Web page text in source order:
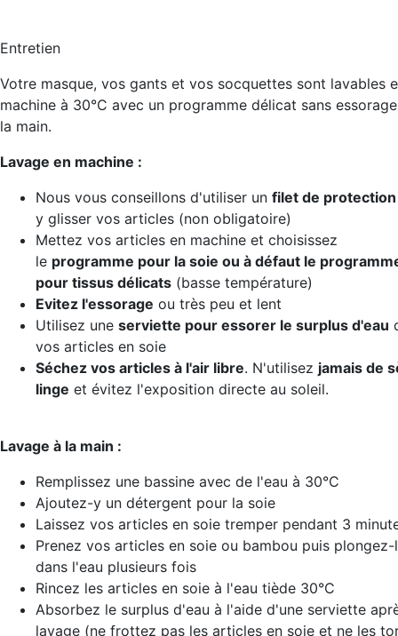
Entretien
Votre masque, vos gants et vos socquettes sont lavables
machine à 30°C avec un programme délicat sans
la main.
Lavage en machine :
Nous vous conseillons d'utiliser un filet de protection
y glisser vos articles (non obligatoire)
Mettez vos articles en machine et choisissez
le programme pour la soie ou à défaut le
pour tissus délicats (basse température)
Evitez l'essorage ou très peu et lent
Utilisez une serviette pour essorer le surplus d'eau
vos articles en soie
Séchez vos articles à l'air libre. N'utilisez jamais de
linge et évitez l'exposition directe au soleil.
Lavage à la main :
Remplissez une bassine avec de l'eau à 30°C
Ajoutez-y un détergent pour la soie
Laissez vos articles en soie tremper pendant 3
Prenez vos articles en soie ou bambou puis plongez-
dans l'eau plusieurs fois
Rincez les articles en soie à l'eau tiède 30°C
Absorbez le surplus d'eau à l'aide d'une serviette
lavage (ne frottez pas les articles en soie et ne les